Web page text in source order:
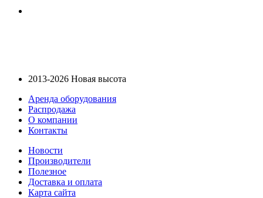
2013-2026 Новая высота
Аренда оборудования
Распродажа
О компании
Контакты
Новости
Производители
Полезное
Доставка и оплата
Карта сайта